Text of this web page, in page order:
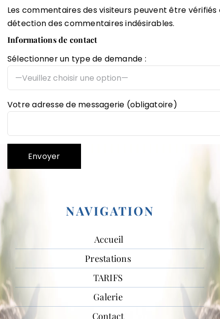
Les commentaires des visiteurs peuvent être vérifiés
détection des commentaires indésirables.
Informations de contact
Sélectionner un type de demande :
Votre adresse de messagerie (obligatoire)
NAVIGATION
Accueil
Prestations
TARIFS
Galerie
Contact